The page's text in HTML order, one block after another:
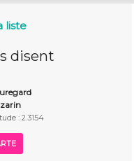
liste
disent
: 2.3154